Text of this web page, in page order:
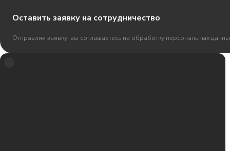
Оставить заявку на сотрудничество
Отправляя заявку, вы соглашаетесь на обработку персональных